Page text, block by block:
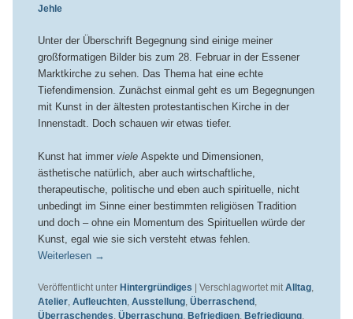
Jehle
Unter der Überschrift Begegnung sind einige meiner
großformatigen Bilder bis zum 28. Februar in der Essener
Marktkirche zu sehen. Das Thema hat eine echte
Tiefendimension. Zunächst einmal geht es um Begegnungen
mit Kunst in der ältesten protestantischen Kirche in der
Innenstadt. Doch schauen wir etwas tiefer.
Kunst hat immer vieleAspekte und Dimensionen,
ästhetische natürlich, aber auch wirtschaftliche,
therapeutische, politische und eben auch spirituelle, nicht
unbedingt im Sinne einer bestimmten religiösen Tradition
und doch – ohne ein Momentum des Spirituellen würde der
Kunst, egal wie sie sich versteht etwas fehlen.
Weiterlesen →
Veröffentlicht unter Hintergründiges Verschlagwortet mit Alltag,
Atelier, Aufleuchten, Ausstellung, Überraschend ,
Überraschendes, Überraschung, Befriedigen, Befriedigung,